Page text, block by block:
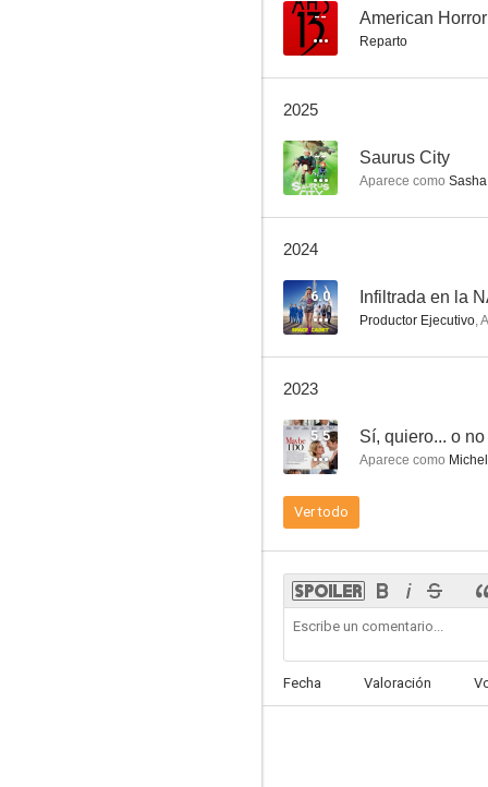
7.3
-- American
Reparto
2025
-- Saurus City
Aparece como
2024
6.0 Infiltrada en la
Productor Ejecutivo,
2023
5.5 Sí, quiero... o no
Aparece como
Ver todo
Fecha Valoración